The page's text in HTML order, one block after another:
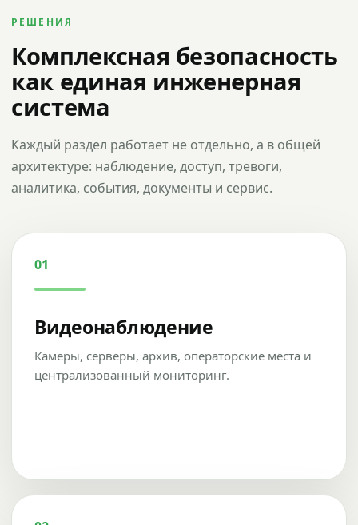
РЕШЕНИЯ
Комплексная безопасность
как единая инженерная
система
Каждый раздел работает не отдельно, а в общей
архитектуре: наблюдение, доступ, тревоги,
аналитика, события, документы и сервис.
01
Видеонаблюдение
Камеры, серверы, архив, операторские места и
централизованный мониторинг.